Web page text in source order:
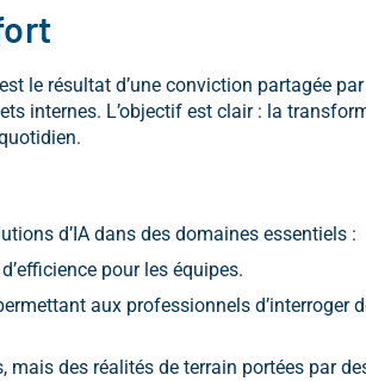
le résultat d’une conviction partagée
internes. L’objectif est clair : la
d’IA dans des domaines essentiels :
pour les équipes.
aux professionnels d’interroger
des réalités de terrain portées par